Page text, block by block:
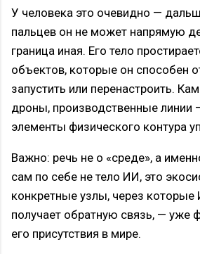
У человека это очевидно —
пальцев он не может напрямую
граница иная. Его тело
объектов, которые он способен
запустить или перенастроить.
дроны, производственные линии
элементы физического контура
Важно: речь не о «среде», а
сам по себе не тело ИИ, это
конкретные узлы, через которые
получает обратную связь, — уже
его присутствия в мире.